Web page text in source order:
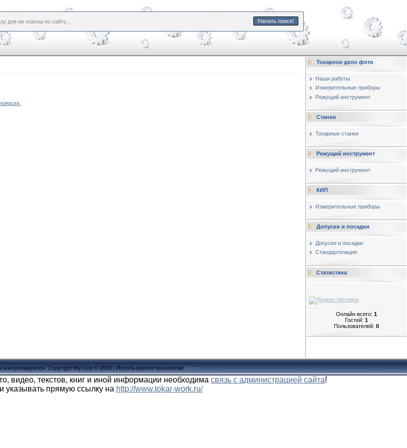
Начать поиск!
Токарное дело фото
Наши работы
Измерительные приборы
Режущий инструмент
Станки
Токарные станки
Режущий инструмент
Режущий инструмент
КИП
Измерительные приборы
Допуски и посадки
Допуски и посадки
Стандартизация
Статистика
Онлайн всего: 1
Гостей: 1
Пользователей: 0
контролируютсяCopyright MyCorp © 2026 |Используются технологииuCoz
видео, текстов, книг и иной информации необходима связь с администрацией сайта!
указывать прямую ссылку на http://www.tokar-work.ru/